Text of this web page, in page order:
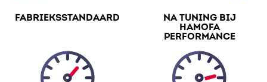
FABRIEKSSTANDAARD
NA TUNING BIJ
HAMOFA
PERFORMANCE